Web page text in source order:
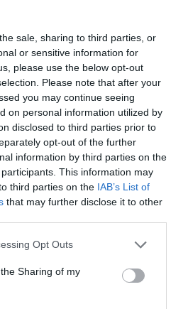
sale, sharing to third parties, or
or sensitive information for
please use the below opt-out
Please note that after your
you may continue seeing
on personal information utilized by
disclosed to third parties prior to
opt-out of the further
information by third parties on the
participants. This information may
third parties on the IAB’s List of
that may further disclose it to other
app uses one or more Google
usage behaviour. You may click to
Google and its third-party tags to
purposes in below Google
Opt Outs
Sharing of my
Ünnep helyét veszi át idén
a szervezők azt írják,
LEGJOBB NEDŰI
kóstolón szakújságírók, az Egri
a Bikavér Lovagrend tagjai
lebjobb borait. A eredményhirdetésére
A régió és az ország egyik
rendezvénye tízezreket vonzott az